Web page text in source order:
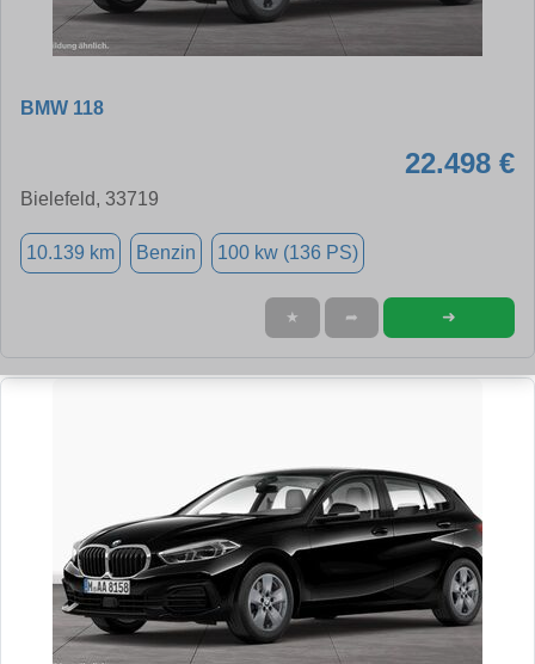
BMW 118
22.498 €
Bielefeld, 33719
10.139 km Benzin 100 kw (136 PS)
★ ➦ ➜